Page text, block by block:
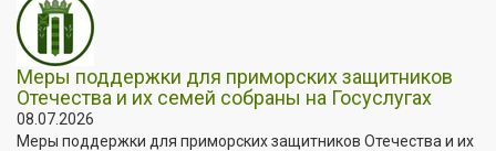
Меры поддержки для приморских защитников
Отечества и их семей собраны на Госуслугах
08.07.2026
Меры поддержки для приморских защитников Отечества и их